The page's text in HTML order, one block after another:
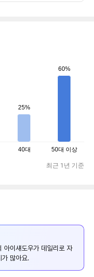
25%
60%
40대 50대 이상
최근 1년 기준
아이섀도우가 데일리로 자
가 많아요.